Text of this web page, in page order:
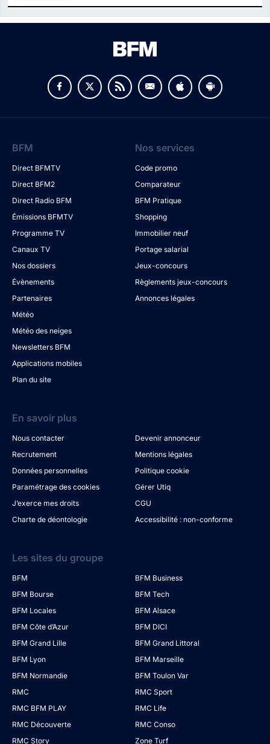
v
BFM
Direct BFMTV
Direct BFM2
Direct Radio BFM
Émissions BFMTV
Programme TV
Canaux TV
Nos dossiers
Évènements
Partenaires
Météo
Météo des neiges
Newsletters BFM
Applications mobiles
Plan du site
Nos services
Code promo
Comparateur
BFM Pratique
Shopping
Immobilier neuf
Portage salarial
Jeux-concours
Règlements jeux-concours
Annonces légales
En savoir plus
Nous contacter
Devenir annonceur
Recrutement
Mentions légales
Données personnelles
Politique cookie
Paramétrage des cookies
Gérer Utiq
J’exerce mes droits
CGU
Charte de déontologie
Accessibilité : non-conforme
Les sites du groupe
BFM
BFM Business
BFM Bourse
BFM Tech
BFM Locales
BFM Alsace
BFM Côte d’Azur
BFM DICI
BFM Grand Lille
BFM Grand Littoral
BFM Lyon
BFM Marseille
BFM Normandie
BFM Toulon Var
RMC
RMC Sport
RMC BFM PLAY
RMC Life
RMC Découverte
RMC Conso
RMC Story
Zone Turf